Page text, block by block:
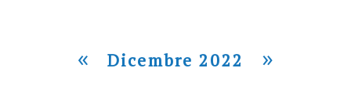
« Dicembre 2022 »